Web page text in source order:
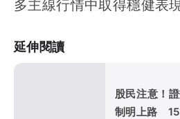
多主線行情中取得穩健表現
延伸閱讀
股民注意！
制明上路 15